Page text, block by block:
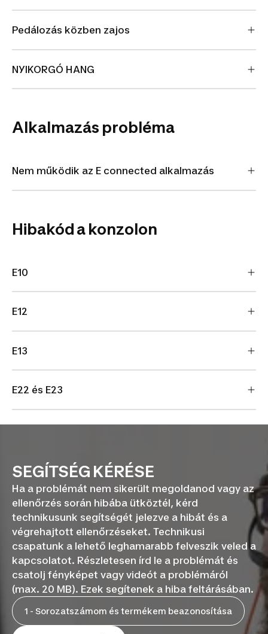
Pedálozás közben zajos
NYIKORGÓ HANG
Alkalmazás probléma
Nem működik az E connected alkalmazás
Hibakód a konzolon
E10
E12
E13
E22 és E23
SEGÍTSÉG KÉRÉSE
Ha a problémát nem sikerült megoldanod vagy az
ellenőrzés során hibába ütköztél, kérd
technikusunk segítségét jelezve a hibát és a
végrehajtott ellenőrzéseket. Technikusi
csapatunk a lehető leghamarabb felveszik veled a
kapcsolatot. Részletesen írd le a problémát és
csatolj fényképet vagy videót a problémáról
(max. 20 MB). Ezek segítenek a hiba feltárásában.
1 - Sorozatszámom és termékem beazonosítása